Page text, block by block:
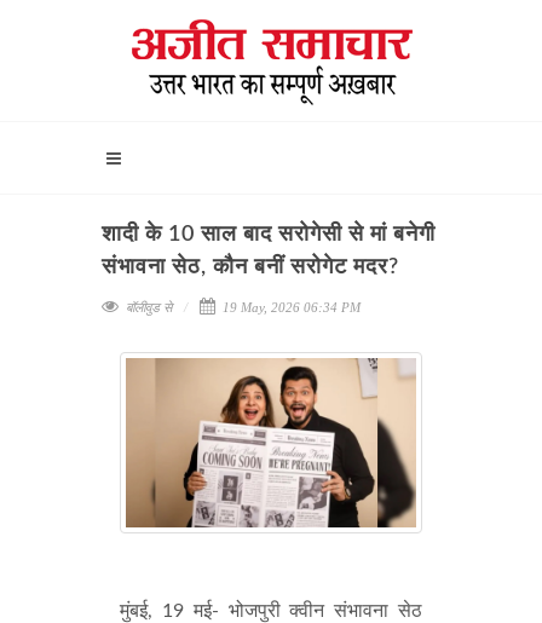
शादी के 10 साल बाद सरोगेसी से मां बनेगी
संभावना सेठ, कौन बनीं सरोगेट मदर?
बॉलीवुड से 19 May, 2026 06:34 PM
मुंबई, 19 मई- भोजपुरी क्वीन संभावना सेठ